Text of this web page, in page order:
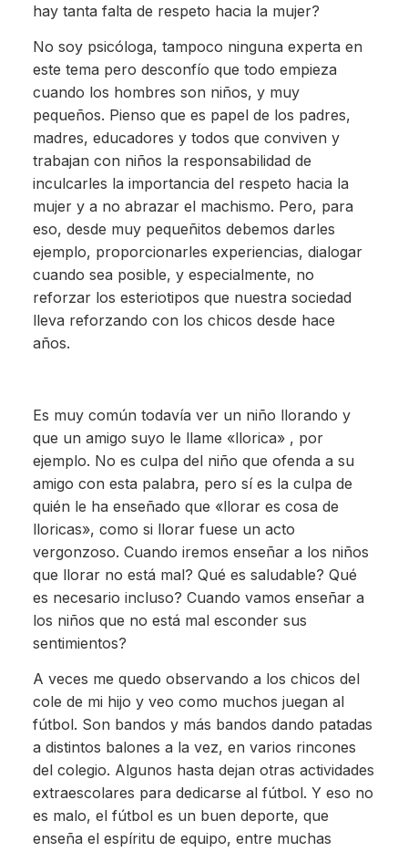
hay tanta falta de respeto hacia la mujer?
No soy psicóloga, tampoco ninguna experta en
este tema pero desconfío que todo empieza
cuando los hombres son niños, y muy
pequeños. Pienso que es papel de los padres,
madres, educadores y todos que conviven y
trabajan con niños la responsabilidad de
inculcarles la importancia del respeto hacia la
mujer y a no abrazar el machismo. Pero, para
eso, desde muy pequeñitos debemos darles
ejemplo, proporcionarles experiencias, dialogar
cuando sea posible, y especialmente, no
reforzar los esteriotipos que nuestra sociedad
lleva reforzando con los chicos desde hace
años.
Es muy común todavía ver un niño llorando y
que un amigo suyo le llame «llorica» , por
ejemplo. No es culpa del niño que ofenda a su
amigo con esta palabra, pero sí es la culpa de
quién le ha enseñado que «llorar es cosa de
lloricas», como si llorar fuese un acto
vergonzoso. Cuando iremos enseñar a los niños
que llorar no está mal? Qué es saludable? Qué
es necesario incluso? Cuando vamos enseñar a
los niños que no está mal esconder sus
sentimientos?
A veces me quedo observando a los chicos del
cole de mi hijo y veo como muchos juegan al
fútbol. Son bandos y más bandos dando patadas
a distintos balones a la vez, en varios rincones
del colegio. Algunos hasta dejan otras actividades
extraescolares para dedicarse al fútbol. Y eso no
es malo, el fútbol es un buen deporte, que
enseña el espíritu de equipo, entre muchas